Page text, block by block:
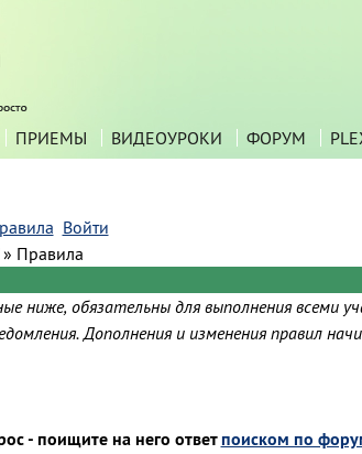
ПРИЕМЫ ВИДЕОУРОКИ ФОРУМ
Войти
» Правила
ниже, обязательны для выполнения всеми
Дополнения и изменения правил
- поищите на него ответпоиском по